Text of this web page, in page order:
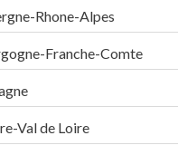
Rhone-Alpes
Franche-Comte
Val de Loire